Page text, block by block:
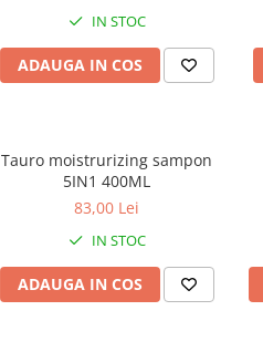
IN STOC
ADAUGA IN COS
Tauro moistrurizing sampon
5IN1 400ML
83,00 Lei
IN STOC
ADAUGA IN COS